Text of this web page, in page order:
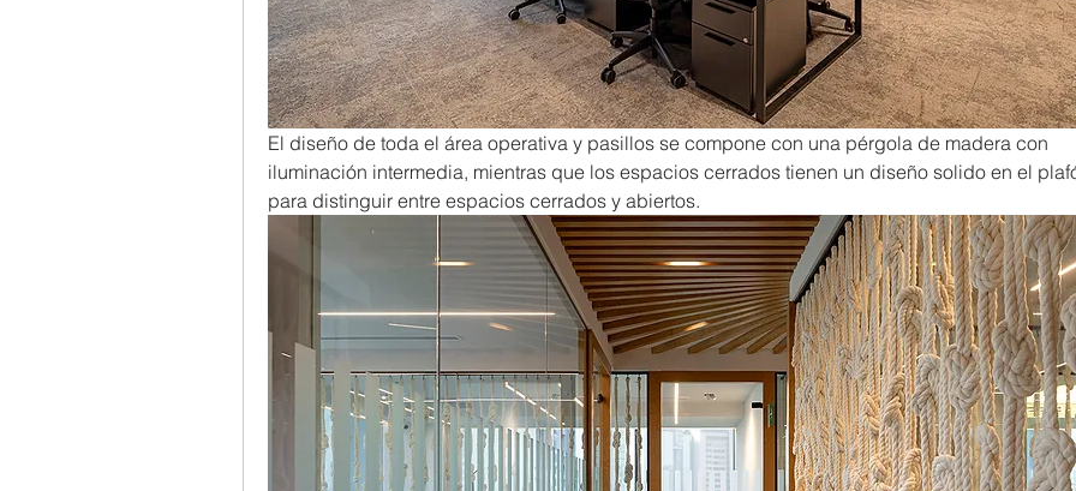
El diseño de toda el área operativa y pasillos se compone con una pérgola de madera con
iluminación intermedia, mientras que los espacios cerrados tienen un diseño solido en el
para distinguir entre espacios cerrados y abiertos.